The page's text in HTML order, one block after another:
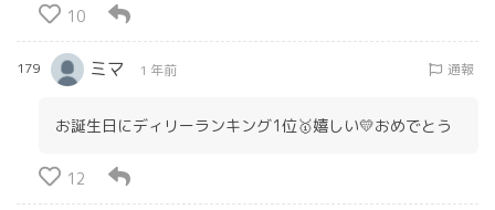
10
179 ミマ 1 年前 通報
お誕生日にディリーランキング1位🥇嬉しい💛おめでとう
12